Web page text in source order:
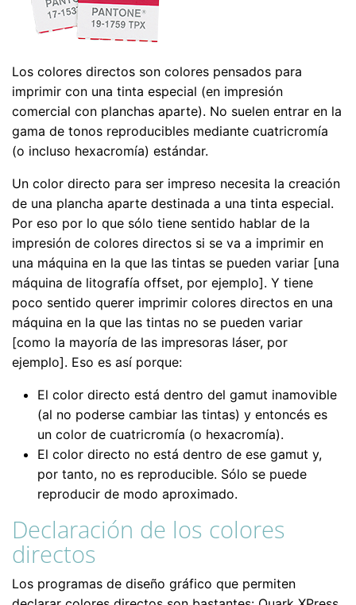
Los colores directos son colores pensados para
imprimir con una tinta especial (en impresión
comercial con planchas aparte). No suelen entrar en la
gama de tonos reproducibles mediante cuatricromía
(o incluso hexacromía) estándar.
Un color directo para ser impreso necesita la creación
de una plancha aparte destinada a una tinta especial.
Por eso por lo que sólo tiene sentido hablar de la
impresión de colores directos si se va a imprimir en
una máquina en la que las tintas se pueden variar [una
máquina de litografía offset, por ejemplo]. Y tiene
poco sentido querer imprimir colores directos en una
máquina en la que las tintas no se pueden variar
[como la mayoría de las impresoras láser, por
ejemplo]. Eso es así porque:
El color directo está dentro del gamut inamovible
(al no poderse cambiar las tintas) y entoncés es
un color de cuatricromía (o hexacromía).
El color directo no está dentro de ese gamut y,
por tanto, no es reproducible. Sólo se puede
reproducir de modo aproximado.
Declaración de los colores
directos
Los programas de diseño gráfico que permiten